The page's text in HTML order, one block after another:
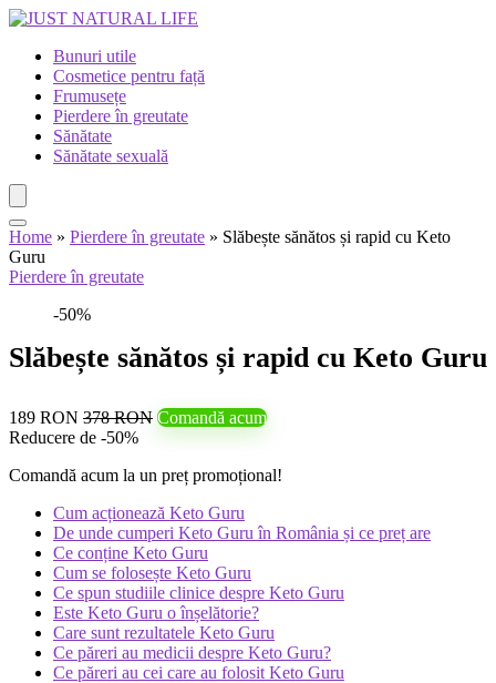
Bunuri utile
Cosmetice pentru față
Frumusețe
Pierdere în greutate
Sănătate
Sănătate sexuală
Home » Pierdere în greutate » Slăbește sănătos și rapid cu Keto
Guru
Pierdere în greutate
-50%
Slăbește sănătos și rapid cu Keto Guru
189 RON 378 RON Comandă acum
Reducere de -50%
Comandă acum la un preț promoțional!
Cum acționează Keto Guru
De unde cumperi Keto Guru în România și ce preț are
Ce conține Keto Guru
Cum se folosește Keto Guru
Ce spun studiile clinice despre Keto Guru
Este Keto Guru o înșelătorie?
Care sunt rezultatele Keto Guru
Ce păreri au medicii despre Keto Guru?
Ce păreri au cei care au folosit Keto Guru